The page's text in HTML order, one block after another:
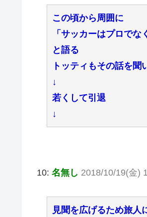
この頃から周囲に
「サッカーはプロで
と語る
トッティもその話を聞
↓
若くして引退
↓
10: 名無し 2018/10/19(金)
見聞を広げるため旅人